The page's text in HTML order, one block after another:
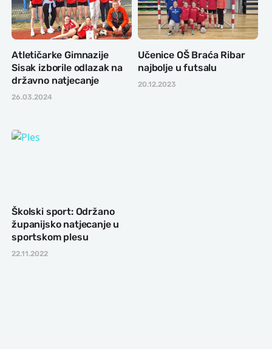
Atletičarke Gimnazije
Sisak izborile odlazak na
državno natjecanje
26.03.2024
Učenice OŠ Braća Ribar
najbolje u futsalu
20.12.2023
Školski sport: Održano
županijsko natjecanje u
sportskom plesu
22.11.2022